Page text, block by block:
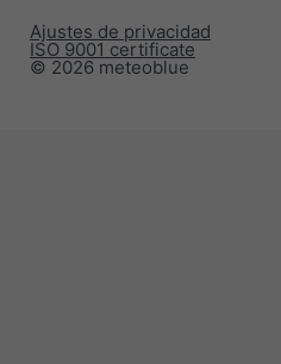
© 2026 meteoblue
ISO 9001 certificate
Ajustes de privacidad